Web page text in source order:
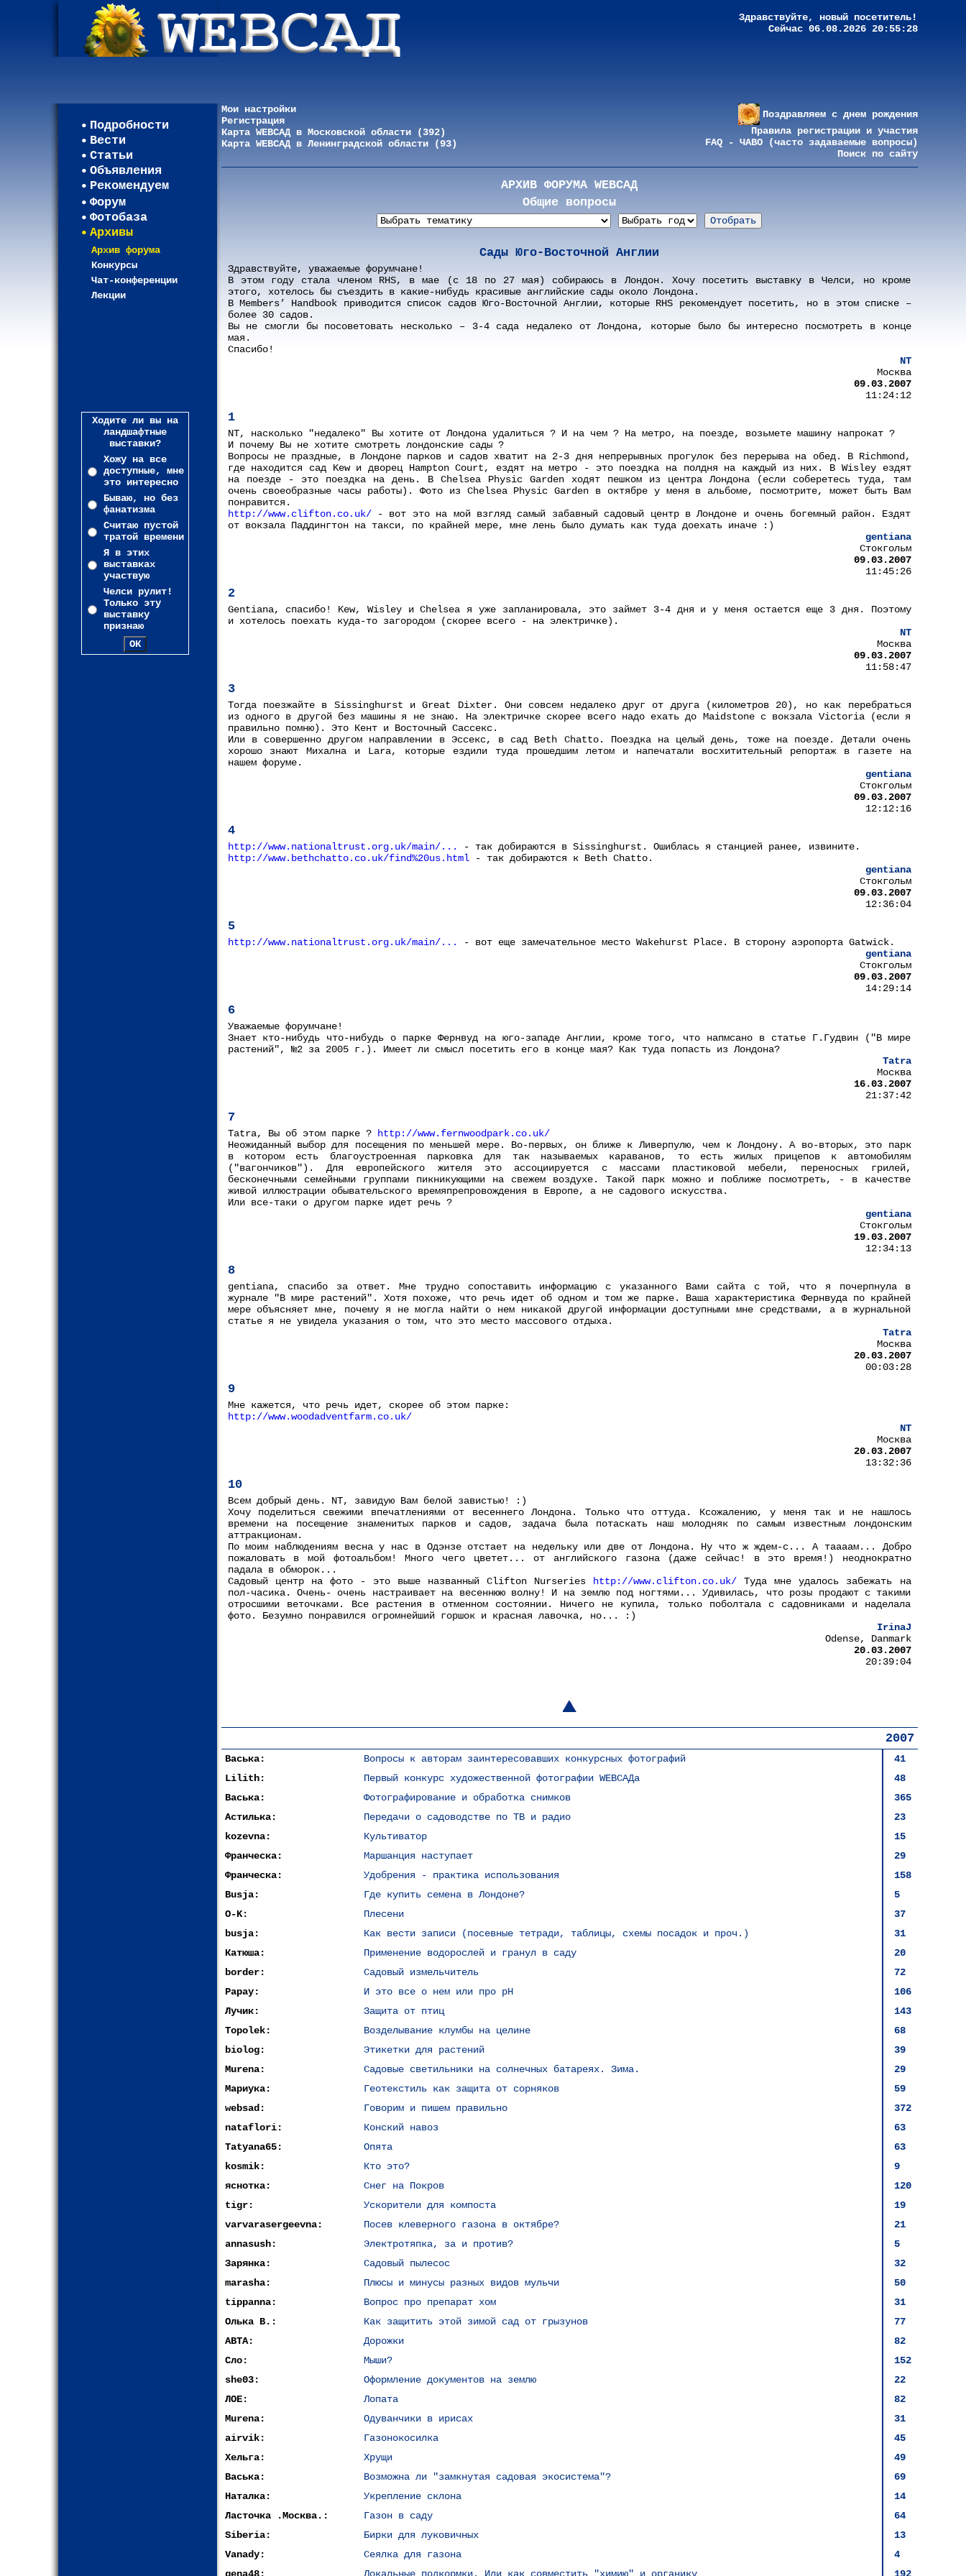
Здравствуйте, новый посетитель!
Сейчас 06.08.2026 20:55:28
Подробности
Вести
Статьи
Объявления
Рекомендуем
Форум
Фотобаза
Архивы
Архив форума
Конкурсы
Чат-конференции
Лекции
Ходите ли вы на
ландшафтные
выставки?
Хожу на все
доступные, мне
это интересно
Бываю, но без
фанатизма
Считаю пустой
тратой времени
Я в этих
выставках
участвую
Челси рулит!
Только эту
выставку
признаю
Мои настройки
Регистрация
Карта WEBСАД в Московской области (392)
Карта WEBСАД в Ленинградской области (93)
Поздравляем с днем рождения
Правила регистрации и участия
FAQ - ЧАВО (часто задаваемые вопросы)
Поиск по сайту
АРХИВ ФОРУМА WEBСАД
Общие вопросы
Сады Юго-Восточной Англии
Здравствуйте, уважаемые форумчане!
В этом году стала членом RHS, в мае (с 18 по 27 мая) собираюсь в Лондон. Хочу посетить выставку в Челси, но кроме
этого, хотелось бы съездить в какие-нибудь красивые английские сады около Лондона.
В Members’ Handbook приводится список садов Юго-Восточной Англии, которые RHS рекомендует посетить, но в этом списке –
более 30 садов.
Вы не смогли бы посоветовать несколько – 3-4 сада недалеко от Лондона, которые было бы интересно посмотреть в конце
мая.
Спасибо!
NT
Москва
09.03.2007
11:24:12
1
NT, насколько "недалеко" Вы хотите от Лондона удалиться ? И на чем ? На метро, на поезде, возьмете машину напрокат ?
И почему Вы не хотите смотреть лондонские сады ?
Вопросы не праздные, в Лондоне парков и садов хватит на 2-3 дня непрерывных прогулок без перерыва на обед. В Richmond,
где находится сад Kew и дворец Hampton Court, ездят на метро - это поездка на полдня на каждый из них. В Wisley ездят
на поезде - это поездка на день. В Chelsea Physic Garden ходят пешком из центра Лондона (если соберетесь туда, там
очень своеобразные часы работы). Фото из Chelsea Physic Garden в октябре у меня в альбоме, посмотрите, может быть Вам
понравится.
http://www.clifton.co.uk/- вот это на мой взгляд самый забавный садовый центр в Лондоне и очень богемный район. Ездят
от вокзала Паддингтон на такси, по крайней мере, мне лень было думать как туда доехать иначе :)
gentiana
Стокгольм
09.03.2007
11:45:26
2
Gentiana, спасибо! Kew, Wisley и Chelsea я уже запланировала, это займет 3-4 дня и у меня остается еще 3 дня. Поэтому
и хотелось поехать куда-то загородом (скорее всего - на электричке).
NT
Москва
09.03.2007
11:58:47
3
Тогда поезжайте в Sissinghurst и Great Dixter. Они совсем недалеко друг от друга (километров 20), но как перебраться
из одного в другой без машины я не знаю. На электричке скорее всего надо ехать до Maidstone с вокзала Victoria (если я
правильно помню). Это Кент и Восточный Сассекс.
Или в совершенно другом направлении в Эссекс, в сад Beth Chatto. Поездка на целый день, тоже на поезде. Детали очень
хорошо знают Михална и Lara, которые ездили туда прошедшим летом и напечатали восхитительный репортаж в газете на
нашем форуме.
gentiana
Стокгольм
09.03.2007
12:12:16
4
http://www.nationaltrust.org.uk/main/...
- так добираются в Sissinghurst. Ошиблась я станцией ранее, извините.
http://www.bethchatto.co.uk/find%20us.html- так добираются к Beth Chatto.
gentiana
Стокгольм
09.03.2007
12:36:04
5
http://www.nationaltrust.org.uk/main/...
- вот еще замечательное место Wakehurst Place. В сторону аэропорта Gatwick.
gentiana
Стокгольм
09.03.2007
14:29:14
6
Уважаемые форумчане!
Знает кто-нибудь что-нибудь о парке Фернвуд на юго-западе Англии, кроме того, что напмсано в статье Г.Гудвин ("В мире
растений", №2 за 2005 г.). Имеет ли смысл посетить его в конце мая? Как туда попасть из Лондона?
Tatra
Москва
16.03.2007
21:37:42
7
Tatra, Вы об этом парке ?
http://www.fernwoodpark.co.uk/
Неожиданный выбор для посещения по меньшей мере. Во-первых, он ближе к Ливерпулю, чем к Лондону. А во-вторых, это парк
в котором есть благоустроенная парковка для так называемых караванов, то есть жилых прицепов к автомобилям
("вагончиков"). Для европейского жителя это ассоциируется с массами пластиковой мебели, переносных грилей,
бесконечными семейными группами пикникующими на свежем воздухе. Такой парк можно и поближе посмотреть, - в качестве
живой иллюстрации обывательского времяпрепровождения в Европе, а не садового искусства.
Или все-таки о другом парке идет речь ?
gentiana
Стокгольм
19.03.2007
12:34:13
8
gentiana, спасибо за ответ. Мне трудно сопоставить информацию с указанного Вами сайта с той, что я почерпнула в
журнале "В мире растений". Хотя похоже, что речь идет об одном и том же парке. Ваша характеристика Фернвуда по крайней
мере объясняет мне, почему я не могла найти о нем никакой другой информации доступными мне средствами, а в журнальной
статье я не увидела указания о том, что это место массового отдыха.
Tatra
Москва
20.03.2007
00:03:28
9
Мне кажется, что речь идет, скорее об этом парке:
http://www.woodadventfarm.co.uk/
NT
Москва
20.03.2007
13:32:36
10
Всем добрый день. NT, завидую Вам белой завистью! :)
Хочу поделиться свежими впечатлениями от весеннего Лондона. Только что оттуда. Ксожалению, у меня так и не нашлось
времени на посещение знаменитых парков и садов, задача была потаскать наш молодняк по самым известным лондонским
аттракционам.
По моим наблюдениям весна у нас в Одэнзе отстает на недельку или две от Лондона. Ну что ж ждем-с... А таааам... Добро
пожаловать в мой фотоальбом! Много чего цветет... от английского газона (даже сейчас! в это время!) неоднократно
падала в обморок...
Садовый центр на фото - это выше названный Clifton Nurseries
http://www.clifton.co.uk/ Туда мне удалось забежать на
пол-часика. Очень- очень настраивает на весеннюю волну! И на землю под ногтями... Удивилась, что розы продают с такими
отросшими веточками. Все растения в отменном состоянии. Ничего не купила, только поболтала с садовниками и наделала
фото. Безумно понравился огромнейший горшок и красная лавочка, но... :)
IrinaJ
Odense, Danmark
20.03.2007
20:39:04
2007
Васька: Вопросы к авторам заинтересовавших конкурсных фотографий
41
Lilith:
Первый конкурс художественной фотографии WEBСАДа
48
Васька:
Фотографирование и обработка снимков
365
Астилька:
Передачи о садоводстве по ТВ и радио
23
kozevna:
Культиватор
15
Франческа:
Маршанция наступает
29
Франческа:
Удобрения - практика использования
158
Busja:
Где купить семена в Лондоне?
5
O-K:
Плесени
37
busja:
Как вести записи (посевные тетради, таблицы, схемы посадок и проч.)
31
Катюша:
Применение водорослей и гранул в саду
20
border:
Садовый измельчитель
72
Papay:
И это все о нем или про pH
106
Лучик:
Защита от птиц
143
Topolek:
Возделывание клумбы на целине
68
biolog:
Этикетки для растений
39
Murena:
Садовые светильники на солнечных батареях. Зима.
29
Мариука:
Геотекстиль как защита от сорняков
59
websad:
Говорим и пишем правильно
372
nataflori:
Конский навоз
63
Tatyana65:
Опята
63
kosmik:
Кто это?
9
яснотка:
Снег на Покров
120
tigr:
Ускорители для компоста
19
varvarasergeevna:
Посев клеверного газона в октябре?
21
annasush:
Электротяпка, за и против?
5
Зарянка:
Садовый пылесос
32
marasha:
Плюсы и минусы разных видов мульчи
50
tippanna:
Вопрос про препарат хом
31
Олька В.:
Как защитить этой зимой сад от грызунов
77
АВТА:
Дорожки
82
Сло:
Мыши?
152
she03:
Оформление документов на землю
22
ЛОЕ:
Лопата
82
Murena:
Одуванчики в ирисах
31
airvik:
Газонокосилка
45
Хельга:
Хрущи
49
Васька:
Возможна ли "замкнутая садовая экосистема"?
69
Наталка:
Укрепление склона
14
Ласточка .Москва.:
Газон в саду
64
Siberia:
Бирки для луковичных
13
Vanady:
Сеялка для газона
4